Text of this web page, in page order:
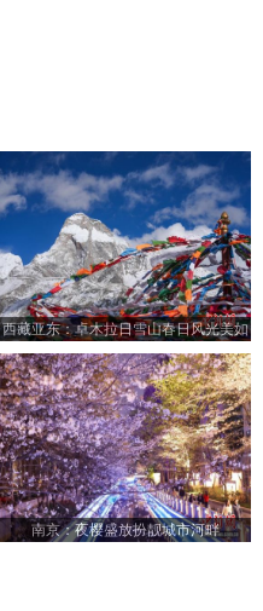
西藏亚东：卓木拉日雪山春日风光美如
画
南京：夜樱盛放扮靓城市河畔